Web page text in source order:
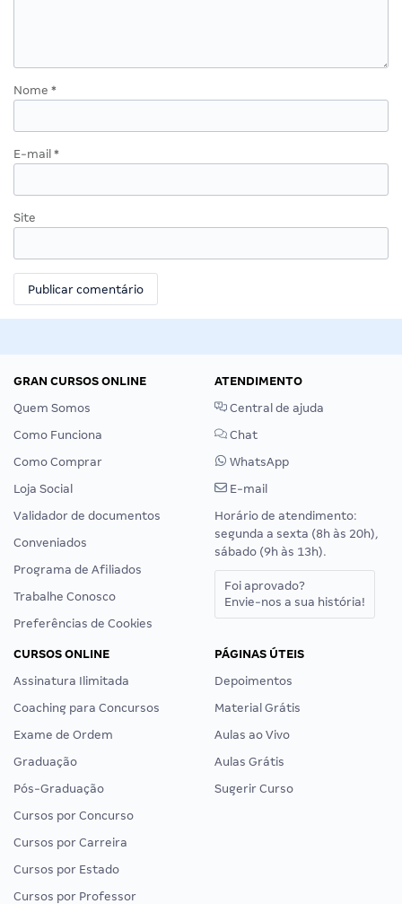
Nome *
E-mail *
Site
GRAN CURSOS ONLINE
Quem Somos
Como Funciona
Como Comprar
Loja Social
Validador de documentos
Conveniados
Programa de Afiliados
Trabalhe Conosco
Preferências de Cookies
ATENDIMENTO
Central de ajuda
Chat
WhatsApp
E-mail
Horário de atendimento:
segunda a sexta (8h às 20h),
sábado (9h às 13h).
Foi aprovado?
Envie-nos a sua história!
CURSOS ONLINE
Assinatura Ilimitada
Coaching para Concursos
Exame de Ordem
Graduação
Pós-Graduação
Cursos por Concurso
Cursos por Carreira
Cursos por Estado
Cursos por Professor
PÁGINAS ÚTEIS
Depoimentos
Material Grátis
Aulas ao Vivo
Aulas Grátis
Sugerir Curso